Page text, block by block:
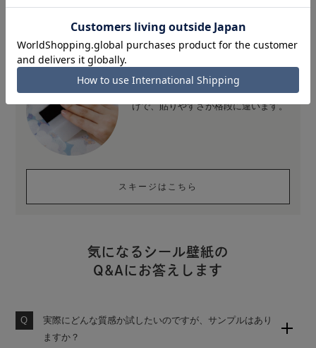
ひとつは持っておきたい便利な道具
きスキージ。スキージがひとつあるだ
けで、貼りやすさが格段に違います。
スキージはこちら
気になるシール壁紙の
Q&Aにお答えします
実際にどんな質感か試したいのですが、サンプルはあり
ますか？